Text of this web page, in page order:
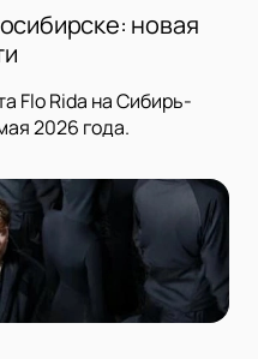
новая
Flo Rida на Сибирь-
2026 года.